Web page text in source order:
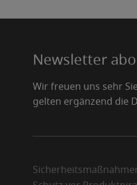
Newsletter
Wir freuen uns sehr
gelten ergänzend die